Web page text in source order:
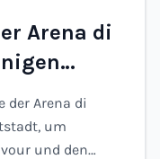
Arena di
der Arena di
um
und den